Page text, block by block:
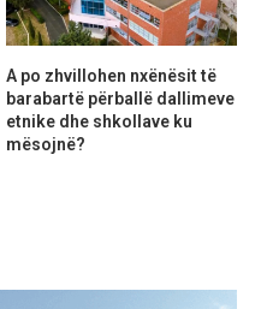
A po zhvillohen nxënësit të
barabartë përballë dallimeve
etnike dhe shkollave ku
mësojnë?